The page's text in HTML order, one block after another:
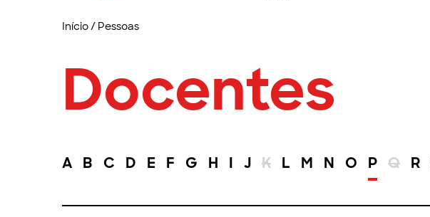
Início/ Pessoas
Docentes
A B C D E F G H I J K L M N O P Q R